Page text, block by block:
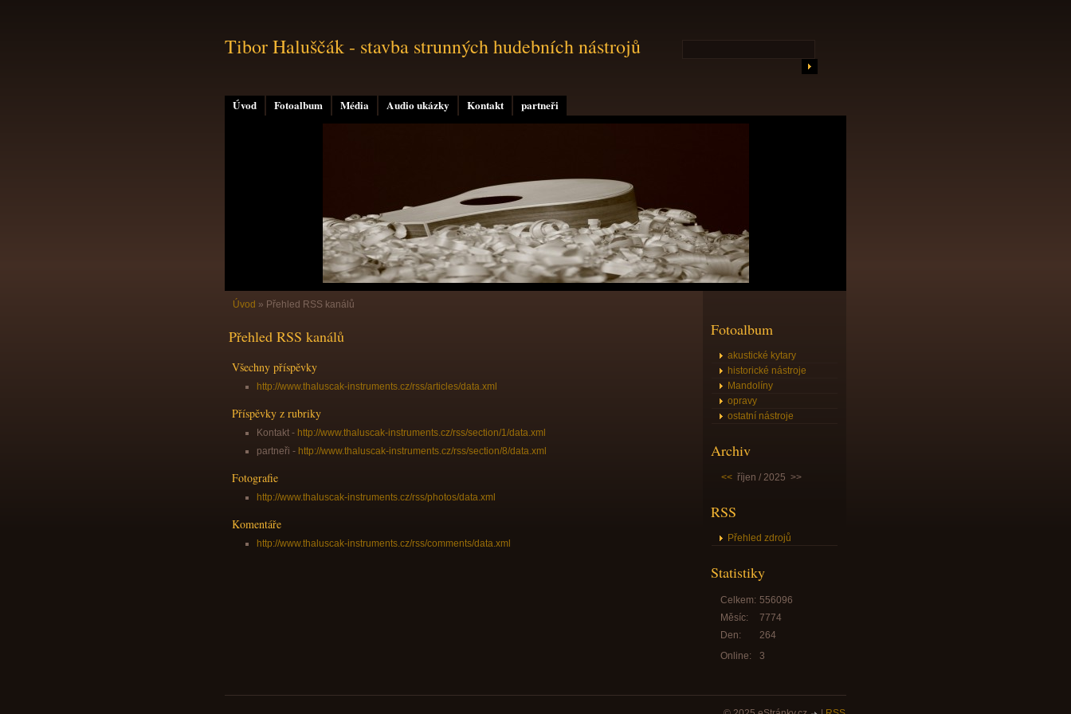
Úvod Fotoalbum Média Audio ukázky Kontakt partneři
Tibor Haluščák - stavba strunných hudebních nástrojů
Úvod » Přehled RSS kanálů
Přehled RSS kanálů
Všechny příspěvky
http://www.thaluscak-instruments.cz/rss/articles/data.xml
Příspěvky z rubriky
Kontakt - http://www.thaluscak-instruments.cz/rss/section/1/data.xml
partneři - http://www.thaluscak-instruments.cz/rss/section/8/data.xml
Fotografie
http://www.thaluscak-instruments.cz/rss/photos/data.xml
Komentáře
http://www.thaluscak-instruments.cz/rss/comments/data.xml
Fotoalbum
akustické kytary
historické nástroje
Mandolíny
opravy
ostatní nástroje
Archiv
<< říjen / 2025 >>
RSS
Přehled zdrojů
Statistiky
Online: 3
Celkem: 556096
Měsíc:
7774
Den:
264